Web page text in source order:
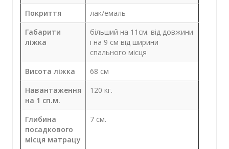
Покриття
лак/емаль
Габарити
ліжка
більший на 11см. від довжини
і на 9 см від ширини
спального місця
Висота ліжка
68 см
Навантаження
на 1 сп.м.
120 кг.
Глибина
посадкового
місця матрацу
7 см.